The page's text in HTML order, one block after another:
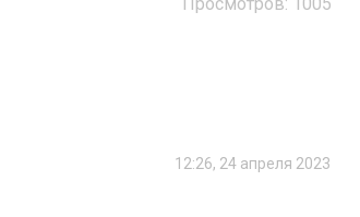
12:26, 24 апреля 2023